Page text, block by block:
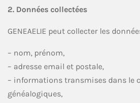
2. Données collectées
GENEAELIE peut collecter les
– nom, prénom,
– adresse email et postale,
– informations transmises dans le
généalogiques,